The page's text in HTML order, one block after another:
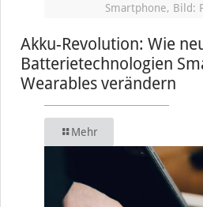
Smartphone, Bild:
Akku-Revolution: Wie
Batterietechnologien
Wearables verändern
Mehr